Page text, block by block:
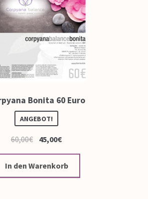
Bonita 60 Euro
ANGEBOT!
60,00€ 45,00€
In den Warenkorb